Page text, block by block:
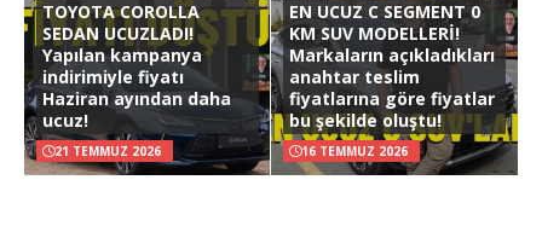
TOYOTA COROLLA
SEDAN UCUZLADI!
Yapılan kampanya
indirimiyle fiyatı
Haziran ayından daha
ucuz!
21 TEMMUZ 2026
EN UCUZ C SEGMENT 0
KM SUV MODELLERİ!
Markaların açıkladıkları
anahtar teslim
fiyatlarına göre fiyatlar
bu şekilde oluştu!
16 TEMMUZ 2026